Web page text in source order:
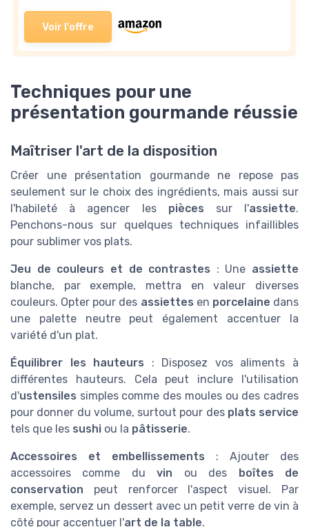
Voir l'offre
Techniques pour une
présentation gourmande réussie
Maîtriser l'art de la disposition
Créer une présentation gourmande ne repose pas
seulement sur le choix des ingrédients, mais aussi sur
l'habileté à agencer les pièces sur l'assiette.
Penchons-nous sur quelques techniques infaillibles
pour sublimer vos plats.
Jeu de couleurs et de contrastes : Une assiette
blanche, par exemple, mettra en valeur diverses
couleurs. Opter pour des assiettes en porcelaine dans
une palette neutre peut également accentuer la
variété d'un plat.
Équilibrer les hauteurs : Disposez vos aliments à
différentes hauteurs. Cela peut inclure l'utilisation
d'ustensiles simples comme des moules ou des cadres
pour donner du volume, surtout pour des plats service
tels que les sushi ou la pâtisserie.
Accessoires et embellissements : Ajouter des
accessoires comme duvin ou des boîtes de
conservation peut renforcer l'aspect visuel. Par
exemple, servez un dessert avec un petit verre de vin à
côté pour accentuer l'art de la table.